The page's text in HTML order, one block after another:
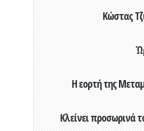
Κώστας
Η εορτή της
Κλείνει προσωρινά